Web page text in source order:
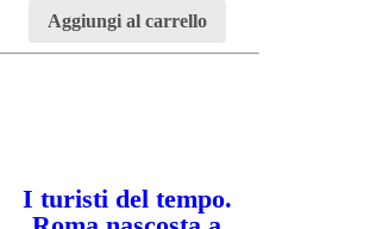
Aggiungi al carrello
I turisti del tempo.